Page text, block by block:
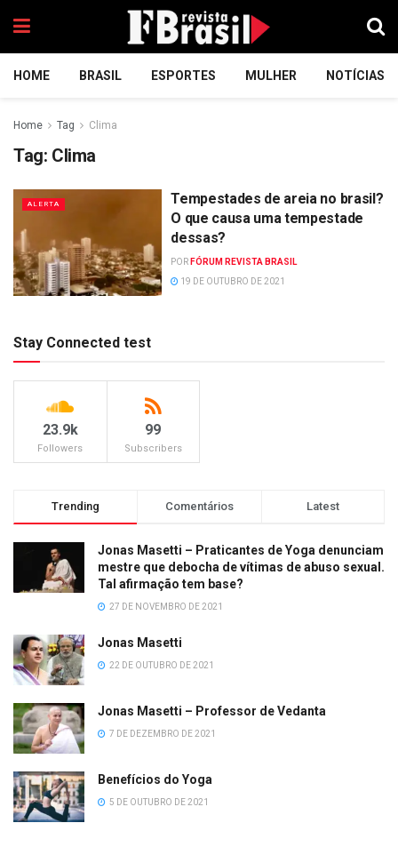
HOME BRASIL ESPORTES MULHER NOTÍCIAS
Home Tag Clima
Tag: Clima
ALERTA
Tempestades de areia no brasil?
O que causa uma tempestade
dessas?
POR FÓRUM REVISTA BRASIL
19 DE OUTUBRO DE 2021
Stay Connected test
23.9k
Followers
99
Subscribers
Trending Comentários Latest
Jonas Masetti – Praticantes de Yoga denunciam
mestre que debocha de vítimas de abuso sexual.
Tal afirmação tem base?
27 DE NOVEMBRO DE 2021
Jonas Masetti
22 DE OUTUBRO DE 2021
Jonas Masetti – Professor de Vedanta
7 DE DEZEMBRO DE 2021
Benefícios do Yoga
5 DE OUTUBRO DE 2021